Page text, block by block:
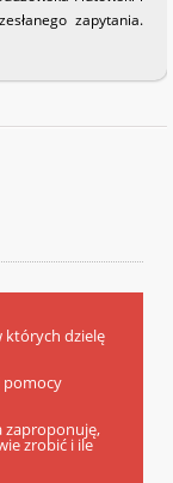
zapytania.
których dzielę
pomocy
zaproponuję,
zrobić i ile